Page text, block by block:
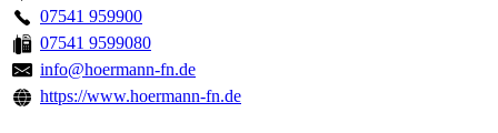
07541 959900
07541 9599080
info@hoermann-fn.de
https://www.hoermann-fn.de